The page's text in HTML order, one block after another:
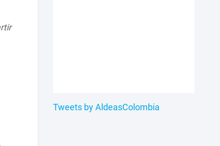
Tweets by AldeasColombia